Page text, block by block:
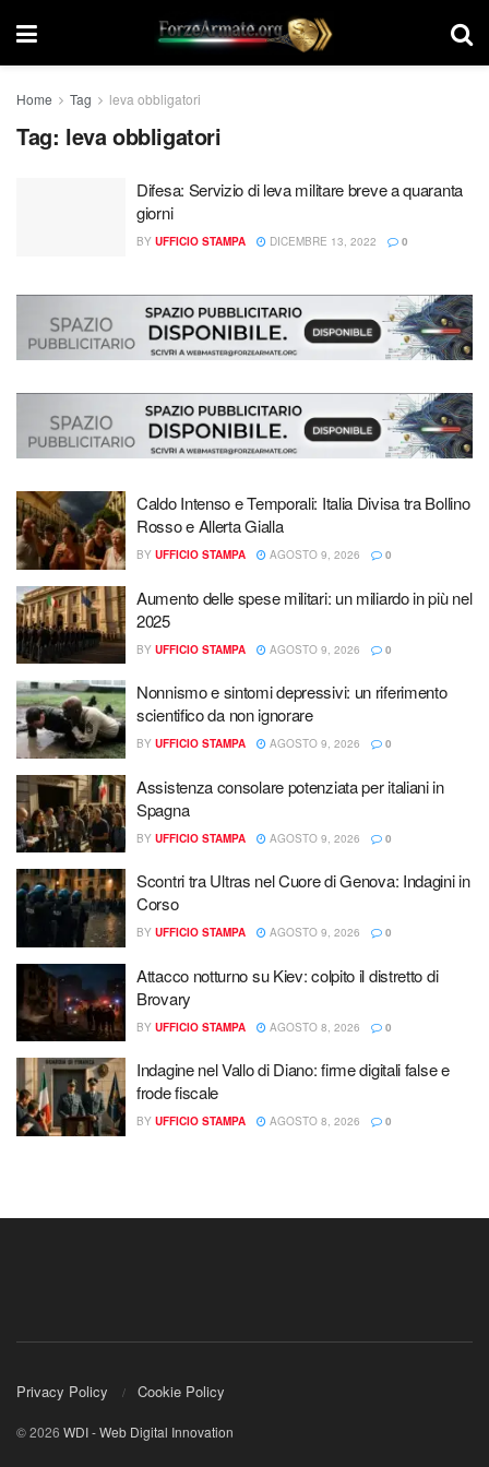
Home Tag leva obbligatori
Tag: leva obbligatori
Difesa: Servizio di leva militare breve a quaranta
giorni
BY UFFICIO STAMPA DICEMBRE 13, 2022 0
Caldo Intenso e Temporali: Italia Divisa tra Bollino
Rosso e Allerta Gialla
BY UFFICIO STAMPA AGOSTO 9, 2026 0
Aumento delle spese militari: un miliardo in più nel
2025
BY UFFICIO STAMPA AGOSTO 9, 2026 0
Nonnismo e sintomi depressivi: un riferimento
scientifico da non ignorare
BY UFFICIO STAMPA AGOSTO 9, 2026 0
Assistenza consolare potenziata per italiani in
Spagna
BY UFFICIO STAMPA AGOSTO 9, 2026 0
Scontri tra Ultras nel Cuore di Genova: Indagini in
Corso
BY UFFICIO STAMPA AGOSTO 9, 2026 0
Attacco notturno su Kiev: colpito il distretto di
Brovary
BY UFFICIO STAMPA AGOSTO 8, 2026 0
Indagine nel Vallo di Diano: firme digitali false e
frode fiscale
BY UFFICIO STAMPA AGOSTO 8, 2026 0
Privacy Policy Cookie Policy
© 2026 WDI - Web Digital Innovation